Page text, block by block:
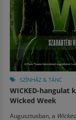
SZÍNHÁZ & TÁNC
WICKED-hangulat
Wicked Week
Augusztusban, a Wicked